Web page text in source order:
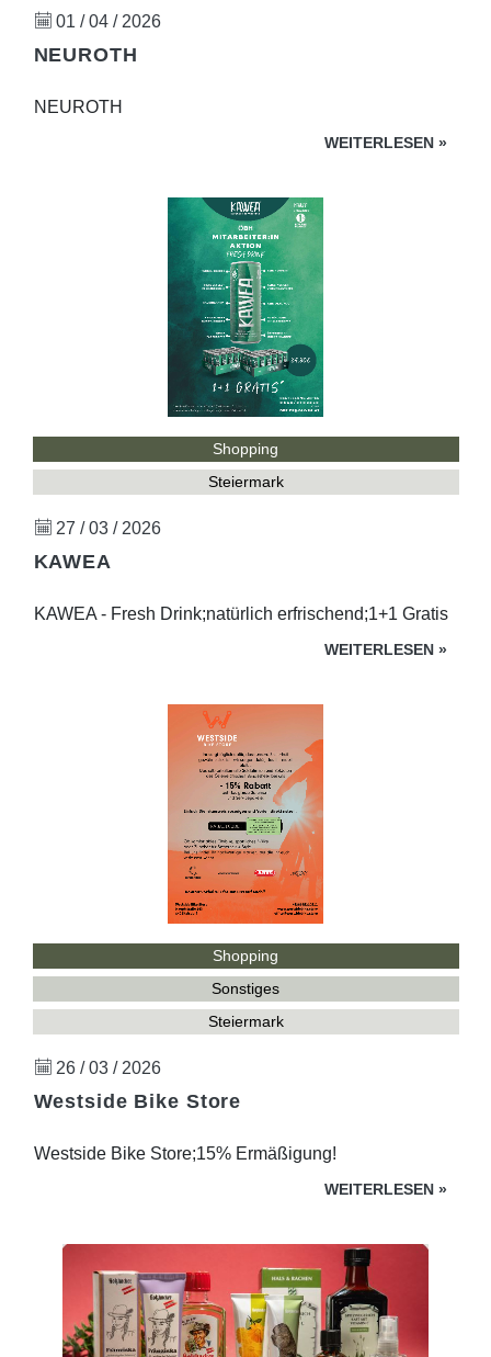
01 / 04 / 2026
NEUROTH
NEUROTH
WEITERLESEN »
Shopping
Steiermark
27 / 03 / 2026
KAWEA
KAWEA - Fresh Drink;natürlich erfrischend;1+1 Gratis
WEITERLESEN »
Shopping
Sonstiges
Steiermark
26 / 03 / 2026
Westside Bike Store
Westside Bike Store;15% Ermäßigung!
WEITERLESEN »